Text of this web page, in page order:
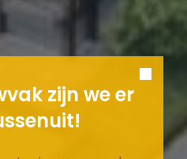
zijn we er